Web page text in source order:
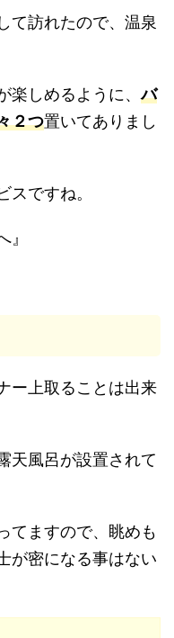
て訪れたので、温泉
楽しめるように、バ
２つ置いてありまし
スですね。
ー上取ることは出来
天風呂が設置されて
てますので、眺めも
が密になる事はない